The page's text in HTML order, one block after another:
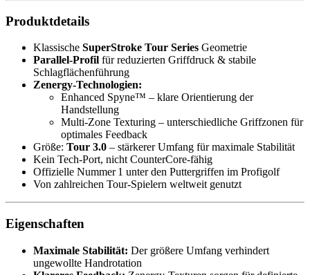
Produktdetails
Klassische SuperStroke Tour Series Geometrie
Parallel‑Profil für reduzierten Griffdruck & stabile
Schlagflächenführung
Zenergy‑Technologien:
Enhanced Spyne™ – klare Orientierung der
Handstellung
Multi‑Zone Texturing – unterschiedliche Griffzonen für
optimales Feedback
Größe: Tour 3.0 – stärkerer Umfang für maximale Stabilität
Kein Tech‑Port, nicht CounterCore‑fähig
Offizielle Nummer 1 unter den Puttergriffen im Profigolf
Von zahlreichen Tour‑Spielern weltweit genutzt
Eigenschaften
Maximale Stabilität: Der größere Umfang verhindert
ungewollte Handrotation